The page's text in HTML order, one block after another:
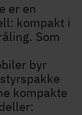
er en
kompakt i
Som
byr
kompakte